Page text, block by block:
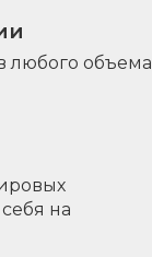
любого объема
на